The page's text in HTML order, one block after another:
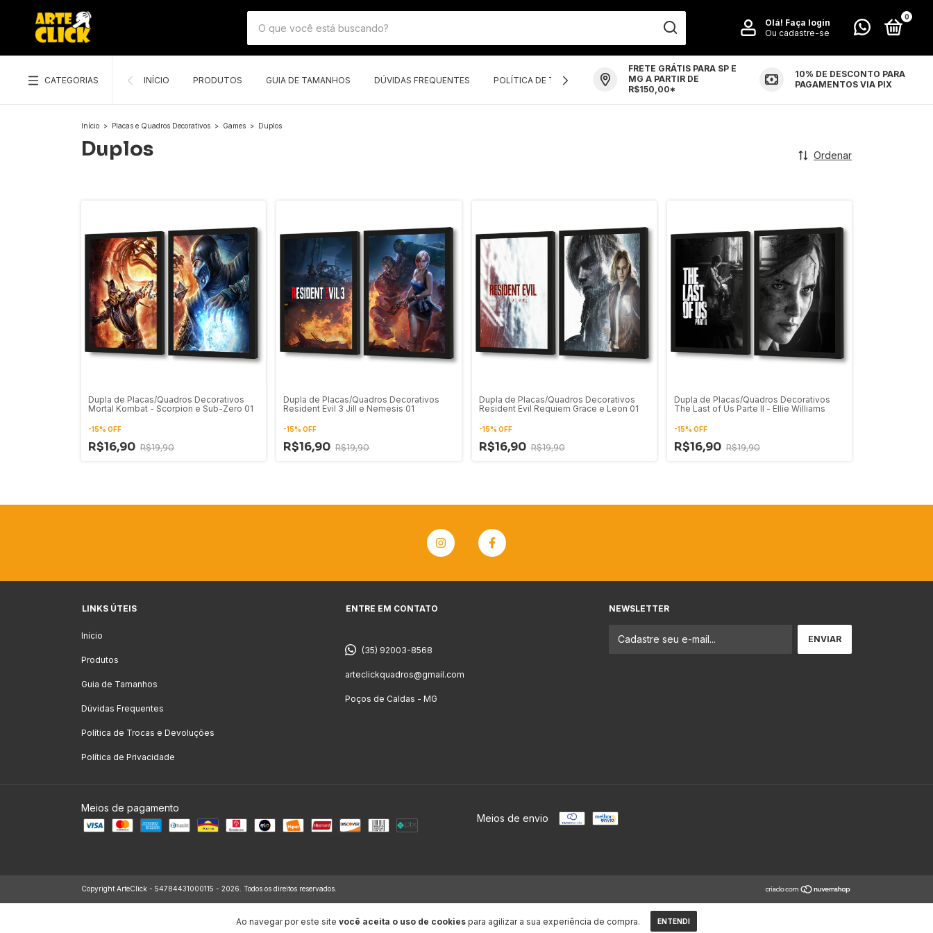
Olá! Faça login
Ou cadastre-se
0
CATEGORIAS INÍCIO PRODUTOS GUIA DE TAMANHOS DÚVIDAS FREQUENTES POLÍTICA DE TROCAS E DEVOLUÇÕES CONTATO
FRETE GRÁTIS PARA SP E
MG A PARTIR DE
R$150,00*
10% DE DESCONTO PARA
PAGAMENTOS VIA PIX
Ao navegar por este site você aceita o uso de cookies para agilizar a sua experiência de compra. ENTENDI
Início > Placas e Quadros Decorativos > Games > Duplos
Duplos Ordenar
Dupla de Placas/Quadros Decorativos
Mortal Kombat - Scorpion e Sub-Zero 01
-15% OFF
R$16,90 R$19,90
Dupla de Placas/Quadros Decorativos
Resident Evil 3 Jill e Nemesis 01
-15%OFF
R$16,90 R$19,90
Dupla de Placas/Quadros Decorativos
Resident Evil Requiem Grace e Leon 01
-15% OFF
R$16,90 R$19,90
Dupla de Placas/Quadros Decorativos
The Last of Us Parte II - Ellie Williams
-15% OFF
R$16,90 R$19,90
LINKS ÚTEIS
Início
Produtos
Guia de Tamanhos
Dúvidas Frequentes
Política de Trocas e Devoluções
Política de Privacidade
ENTRE EM CONTATO
(35) 92003-8568
arteclickquadros@gmail.com
Poços de Caldas - MG
NEWSLETTER
Meios de pagamento
Meios de envio
Copyright ArteClick - 54784431000115 - 2026. Todos os direitos reservados.